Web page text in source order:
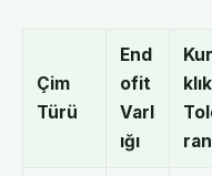
Çim
Türü
End
ofit
Varl
ığı
klık